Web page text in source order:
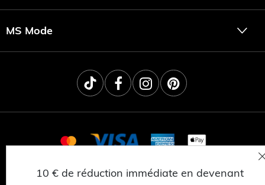
MS Mode
© 2025 MSNL BV
CONFIDENTIALITÉ
10 € de réduction immédiate en devenant